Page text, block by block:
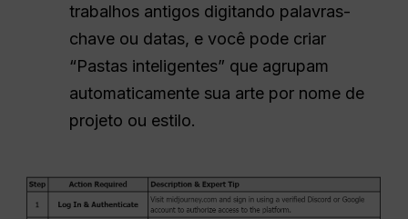
trabalhos antigos digitando palavras-
chave ou datas, e você pode criar
“Pastas inteligentes” que agrupam
automaticamente sua arte por nome de
projeto ou estilo.